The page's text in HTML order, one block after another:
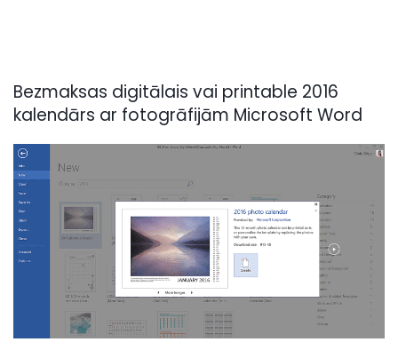
Bezmaksas digitālais vai printable 2016
kalendārs ar fotogrāfijām Microsoft Word